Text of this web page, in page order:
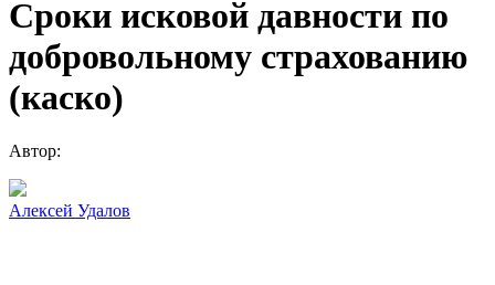
Сроки исковой давности по
добровольному страхованию
(каско)
Автор:
Алексей Удалов